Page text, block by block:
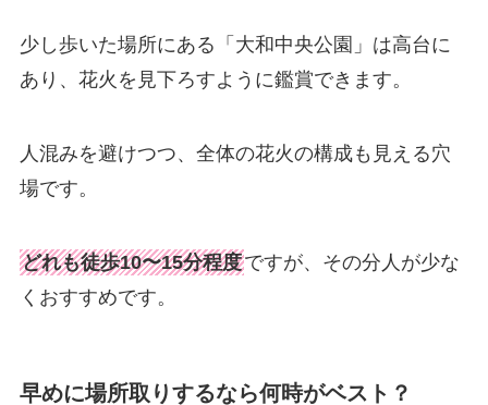
少し歩いた場所にある「大和中央公園」は高台に
あり、花火を見下ろすように鑑賞できます。
人混みを避けつつ、全体の花火の構成も見える穴
場です。
どれも徒歩10〜15分程度ですが、その分人が少な
くおすすめです。
早めに場所取りするなら何時がベスト？